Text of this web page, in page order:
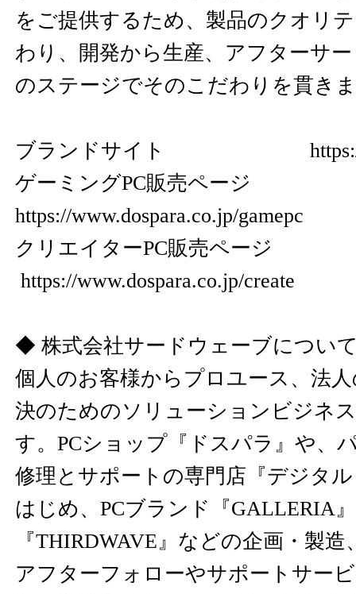
をご提供するため、製品のクオリ
わり、開発から生産、アフターサ
のステージでそのこだわりを貫き
ブランドサイト
ゲーミングPC販売ページ
https://www.dospara.co.jp/gamepc
クリエイターPC販売ページ
https://www.dospara.co.jp/create
◆ 株式会社サードウェーブについ
個人のお客様からプロユース、法
決のためのソリューションビジネ
す。PCショップ『ドスパラ』や、
修理とサポートの専門店『デジタ
はじめ、PCブランド『GALLERIA
『THIRDWAVE』などの企画・製
アフターフォローやサポートサー